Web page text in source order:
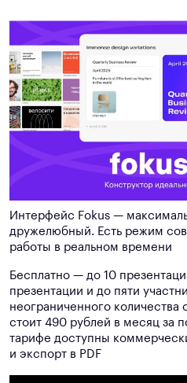
Интерфейс Fokus —
дружелюбный. Есть режим
работы в реальном времени
Бесплатно — до 10
презентации и до пяти
неограниченного количества
стоит 490 рублей в месяц за
тарифе доступны
и экспорт в PDF